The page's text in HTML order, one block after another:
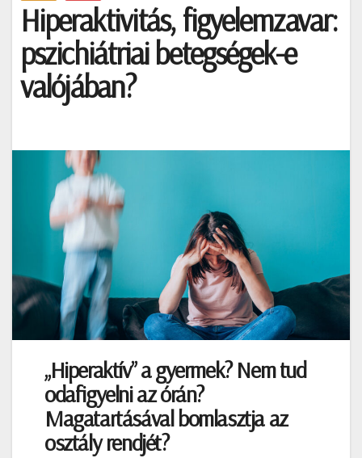
Hiperaktivitás, figyelemzavar:
pszichiátriai betegségek-e
valójában?
„Hiperaktív” a gyermek? Nem tud
odafigyelni az órán?
Magatartásával bomlasztja az
osztály rendjét?